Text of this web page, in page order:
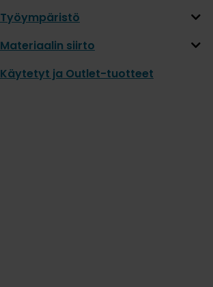
Työympäristö
Materiaalin siirto
Käytetyt ja Outlet-tuotteet